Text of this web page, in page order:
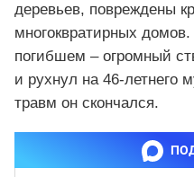
деревьев, повреждены
многоквратирных
погибшем – огромный
и рухнул на 46-летнего
травм он скончался.